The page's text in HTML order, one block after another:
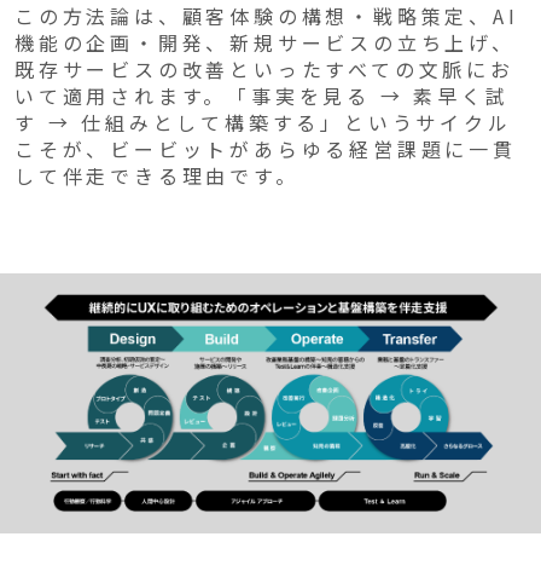
この方法論は、顧客体験の構想・戦略策定、AI
機能の企画・開発、新規サービスの立ち上げ、
既存サービスの改善といったすべての文脈にお
いて適用されます。「事実を見る → 素早く試
す → 仕組みとして構築する」というサイクル
こそが、ビービットがあらゆる経営課題に一貫
して伴走できる理由です。